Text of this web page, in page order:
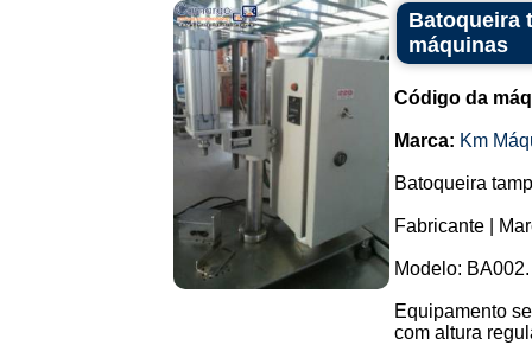
Batoqueira
máquinas
Código da
Marca: Km
Batoqueira
Fabricante |
Modelo: BA002.
Equipamento
com altura